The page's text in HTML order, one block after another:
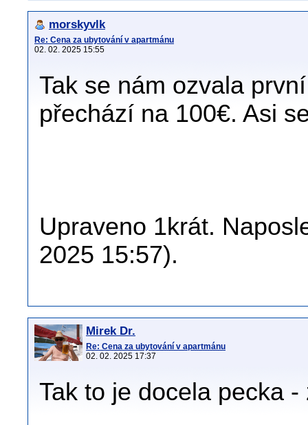
morskyvlk
Re: Cena za ubytování v apartmánu
02. 02. 2025 15:55
Tak se nám ozvala
přechází na 100€. Asi
Upraveno 1krát.
2025 15:57).
Mirek Dr.
Re: Cena za ubytování v apartmánu
02. 02. 2025 17:37
Tak to je docela pecka